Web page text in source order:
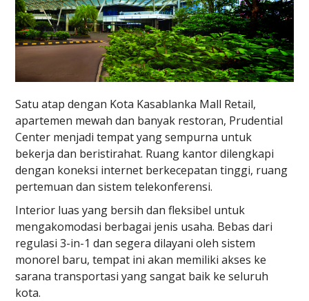
Satu atap dengan Kota Kasablanka Mall Retail,
apartemen mewah dan banyak restoran, Prudential
Center menjadi tempat yang sempurna untuk
bekerja dan beristirahat. Ruang kantor dilengkapi
dengan koneksi internet berkecepatan tinggi, ruang
pertemuan dan sistem telekonferensi.
Interior luas yang bersih dan fleksibel untuk
mengakomodasi berbagai jenis usaha. Bebas dari
regulasi 3-in-1 dan segera dilayani oleh sistem
monorel baru, tempat ini akan memiliki akses ke
sarana transportasi yang sangat baik ke seluruh
kota.